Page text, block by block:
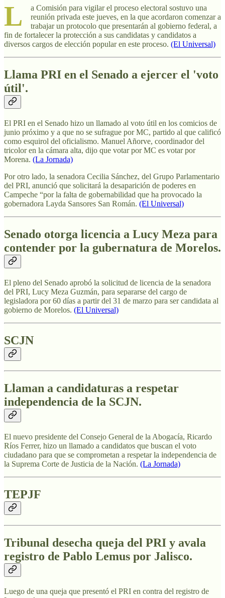
L
a Comisión para vigilar el proceso electoral sostuvo una
reunión privada este jueves, en la que acordaron comenzar a
trabajar un protocolo que presentarán al gobierno federal, a
fin de fortalecer la protección a sus candidatas y candidatos a
diversos cargos de elección popular en este proceso. (El Universal)
Llama PRI en el Senado a ejercer el 'voto
útil'.
El PRI en el Senado hizo un llamado al voto útil en los comicios de
junio próximo y a que no se sufrague por MC, partido al que calificó
como esquirol del oficialismo. Manuel Añorve, coordinador del
tricolor en la cámara alta, dijo que votar por MC es votar por
Morena. (La Jornada)
Por otro lado, la senadora Cecilia Sánchez, del Grupo Parlamentario
del PRI, anunció que solicitará la desaparición de poderes en
Campeche “por la falta de gobernabilidad que ha provocado la
gobernadora Layda Sansores San Román. (El Universal)
Senado otorga licencia a Lucy Meza para
contender por la gubernatura de Morelos.
El pleno del Senado aprobó la solicitud de licencia de la senadora
del PRI, Lucy Meza Guzmán, para separarse del cargo de
legisladora por 60 días a partir del 31 de marzo para ser candidata al
gobierno de Morelos. (El Universal)
SCJN
Llaman a candidaturas a respetar
independencia de la SCJN.
El nuevo presidente del Consejo General de la Abogacía, Ricardo
Ríos Ferrer, hizo un llamado a candidatos que buscan el voto
ciudadano para que se comprometan a respetar la independencia de
la Suprema Corte de Justicia de la Nación. (La Jornada)
TEPJF
Tribunal desecha queja del PRI y avala
registro de Pablo Lemus por Jalisco.
Luego de una queja que presentó el PRI en contra del registro de